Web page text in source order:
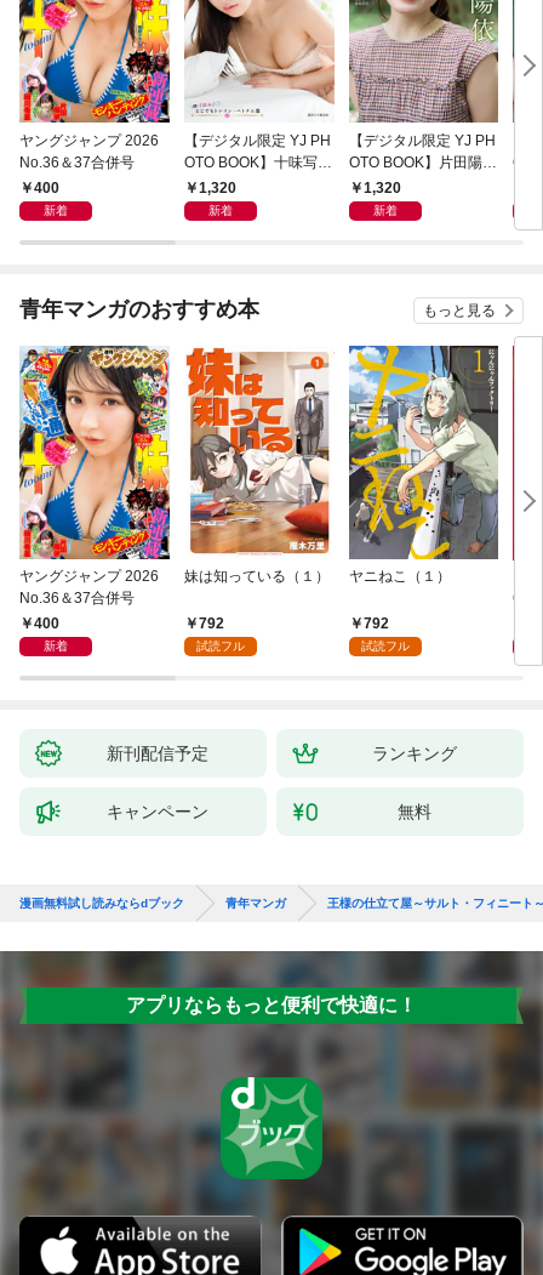
ヤングジャンプ 2026
No.36＆37合併号
400
新着
【デジタル限定 YJ PH
OTO BOOK】十味写真
集「続・『ぽみ』！？
どこでもトレイン・ベ
1,320
新着
【デジタル限定 YJ PH
OTO BOOK】片田陽依
写真集「羽色日和」
1,320
新着
リ」
青年マンガのおすすめ本 もっと見る
ヤングジャンプ 2026
No.36＆37合併号
400
新着
妹は知っている（１）
792
試読フル
ヤニねこ（１）
792
試読フル
6・
新刊配信予定 ランキング
キャンペーン 無料
漫画無料試し読みならdブック 青年マンガ 王様の仕立て屋～サルト・フィニート
アプリならもっと便利で快適に！